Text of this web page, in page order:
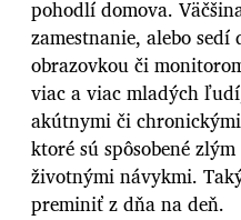
pohodlí domova.
zamestnanie, alebo
obrazovkou či
viac a viac mladých
akútnymi či
ktoré sú spôsobené
životnými návykmi.
preminiť z dňa na deň.